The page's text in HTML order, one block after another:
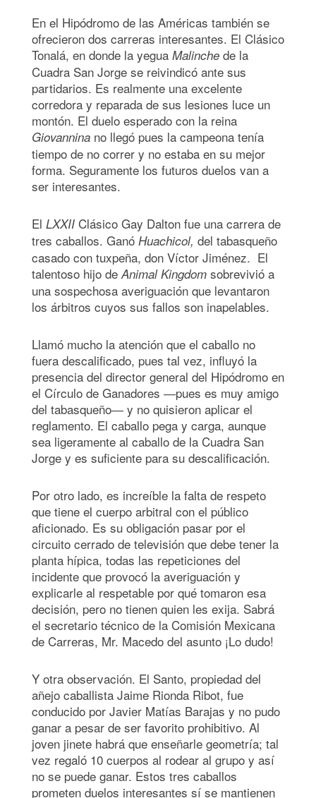
En el Hipódromo de las Américas también se
ofrecieron dos carreras interesantes. El Clásico
Tonalá, en donde la yegua Malinche de la
Cuadra San Jorge se reivindicó ante sus
partidarios. Es realmente una excelente
corredora y reparada de sus lesiones luce un
montón. El duelo esperado con la reina
Giovannina no llegó pues la campeona tenía
tiempo de no correr y no estaba en su mejor
forma. Seguramente los futuros duelos van a
ser interesantes.
El LXXII Clásico Gay Dalton fue una carrera de
tres caballos. Ganó Huachicol, del tabasqueño
casado con tuxpeña, don Víctor Jiménez. El
talentoso hijo de Animal Kingdom sobrevivió a
una sospechosa averiguación que levantaron
los árbitros cuyos sus fallos son inapelables.
Llamó mucho la atención que el caballo no
fuera descalificado, pues tal vez, influyó la
presencia del director general del Hipódromo en
el Círculo de Ganadores ―pues es muy amigo
del tabasqueño― y no quisieron aplicar el
reglamento. El caballo pega y carga, aunque
sea ligeramente al caballo de la Cuadra San
Jorge y es suficiente para su descalificación.
Por otro lado, es increíble la falta de respeto
que tiene el cuerpo arbitral con el público
aficionado. Es su obligación pasar por el
circuito cerrado de televisión que debe tener la
planta hípica, todas las repeticiones del
incidente que provocó la averiguación y
explicarle al respetable por qué tomaron esa
decisión, pero no tienen quien les exija. Sabrá
el secretario técnico de la Comisión Mexicana
de Carreras, Mr. Macedo del asunto ¡Lo dudo!
Y otra observación. El Santo, propiedad del
añejo caballista Jaime Rionda Ribot, fue
conducido por Javier Matías Barajas y no pudo
ganar a pesar de ser favorito prohibitivo. Al
joven jinete habrá que enseñarle geometría; tal
vez regaló 10 cuerpos al rodear al grupo y así
no se puede ganar. Estos tres caballos
prometen duelos interesantes sí se mantienen